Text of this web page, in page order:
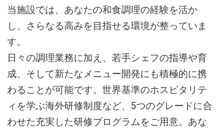
当施設では、あなたの和食調理の経験を活か
し、さらなる高みを目指せる環境が整っていま
す。
日々の調理業務に加え、若手シェフの指導や育
成、そして新たなメニュー開発にも積極的に携
わることが可能です。世界基準のホスピタリテ
ィを学ぶ海外研修制度など、5つのグレードに合
わせた充実した研修プログラムをご用意。あな